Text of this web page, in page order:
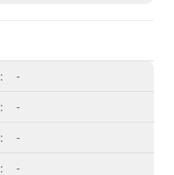
:
-
:
-
:
-
: -